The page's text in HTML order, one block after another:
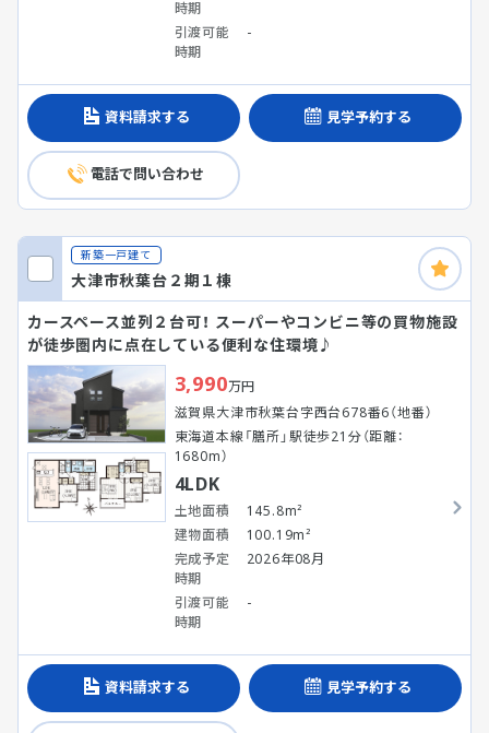
時期
引渡可能
時期
-
資料請求する 見学予約する
電話で問い合わせ
新築一戸建て
大津市秋葉台２期１棟
カースペース並列２台可！ スーパーやコンビニ等の買物施設
が徒歩圏内に点在している便利な住環境♪
3,990万円
滋賀県大津市秋葉台字西台678番6（地番）
東海道本線「膳所」駅徒歩21分（距離：
1680m）
4LDK
土地面積
145.8m²
建物面積
100.19m²
完成予定
時期
2026年08月
引渡可能
時期
-
資料請求する 見学予約する